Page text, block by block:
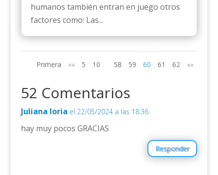
humanos también entran en juego otros
factores como: Las...
Primera «« 5 10 58 59 60 61 62 »»
52 Comentarios
Juliana loria el 22/05/2024 a las 18:36
hay muy pocos GRACIAS
Responder